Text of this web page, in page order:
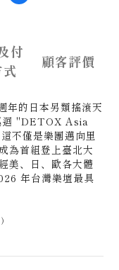
付
顧客評價
年的日本另類搖滾天
"DETOX Asia
不僅是樂團邁向里
為首組登上臺北大
美、日、歐各大體
年台灣樂壇最具